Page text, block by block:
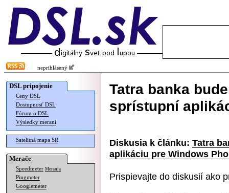
neprihlásený
DSL pripojenie
Ceny DSL
Dostupnosť DSL
Fórum o DSL
Výsledky meraní
Satelitná mapa SR
Merače
Speedmeter Merania
Pingmeter
Googlemeter
Tatra banka
sprístupní
Diskusia k článku: Tatra
aplikáciu pre Windows
Prispievajte do diskusií ako